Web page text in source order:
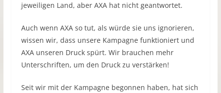
jeweiligen Land, aber AXA hat nicht geantwortet.
Auch wenn AXA so tut, als würde sie uns ignorieren,
wissen wir, dass unsere Kampagne funktioniert und
AXA unseren Druck spürt. Wir brauchen mehr
Unterschriften, um den Druck zu verstärken!
Seit wir mit der Kampagne begonnen haben, hat sich